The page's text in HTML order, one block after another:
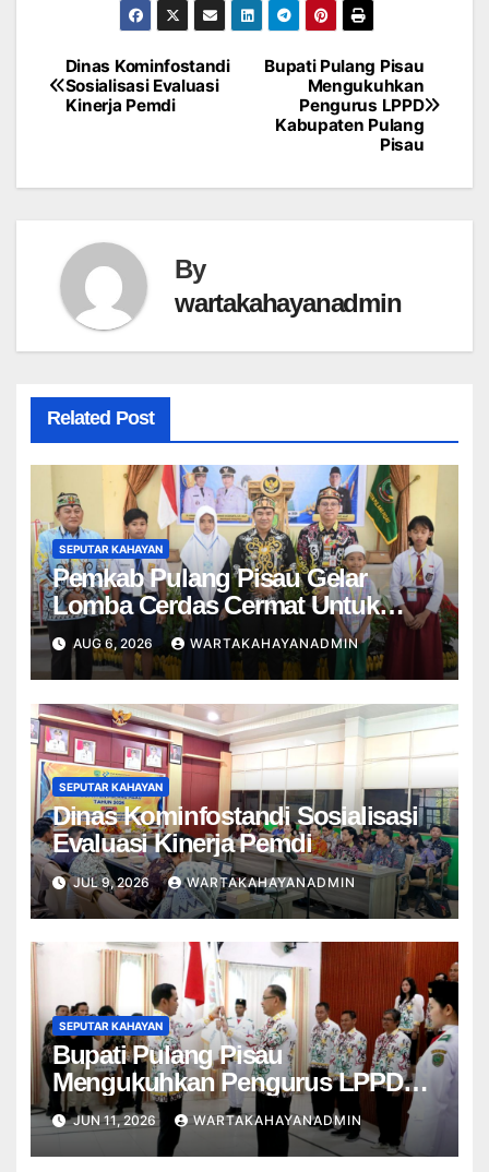
Post
navigation
Bupati Pulang Pisau
Mengukuhkan
Pengurus LPPD
Kabupaten Pulang
Pisau
Dinas Kominfostandi
Sosialisasi Evaluasi
Kinerja Pemdi
By
wartakahayanadmin
Related Post
SEPUTAR KAHAYAN
Pemkab Pulang Pisau Gelar
Lomba Cerdas Cermat Untuk
Pelajar
AUG 6, 2026 WARTAKAHAYANADMIN
SEPUTAR KAHAYAN
Dinas Kominfostandi Sosialisasi
Evaluasi Kinerja Pemdi
JUL 9, 2026 WARTAKAHAYANADMIN
SEPUTAR KAHAYAN
Bupati Pulang Pisau
Mengukuhkan Pengurus LPPD
Kabupaten Pulang Pisau
JUN 11, 2026 WARTAKAHAYANADMIN